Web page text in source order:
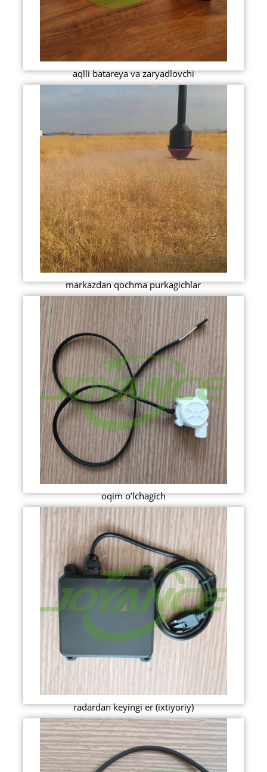
aqlli batareya va zaryadlovchi
markazdan qochma purkagichlar
oqim o’lchagich
radardan keyingi er (ixtiyoriy)